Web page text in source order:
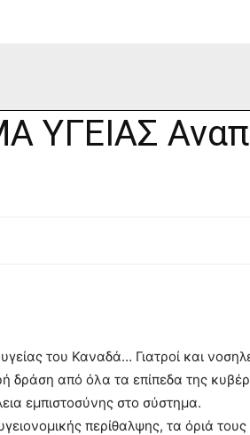
ΥΓΕΙΑΣ
του Καναδά… Γιατροί και
δράση από όλα τα επίπεδα της
εμπιστοσύνης στο σύστημα.
περίθαλψης, τα όριά